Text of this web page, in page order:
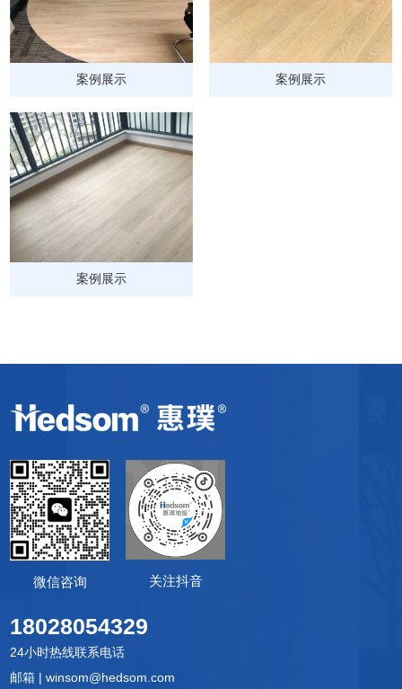
案例展示 案例展示
案例展示
微信咨询 关注抖音
18028054329
24小时热线联系电话
邮箱 | winsom@hedsom.com